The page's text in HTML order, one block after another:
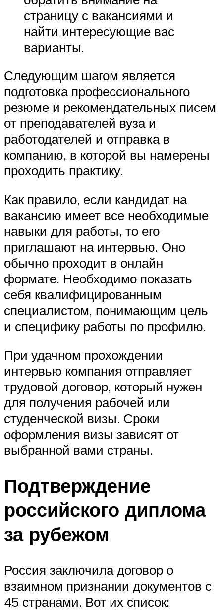
страницу с вакансиями и
найти интересующие вас
варианты.
Следующим шагом является
подготовка профессионального
резюме и рекомендательных писем
от преподавателей вуза и
работодателей и отправка в
компанию, в которой вы намерены
проходить практику.
Как правило, если кандидат на
вакансию имеет все необходимые
навыки для работы, то его
приглашают на интервью. Оно
обычно проходит в онлайн
формате. Необходимо показать
себя квалифицированным
специалистом, понимающим цель
и специфику работы по профилю.
При удачном прохождении
интервью компания отправляет
трудовой договор, который нужен
для получения рабочей или
студенческой визы. Сроки
оформления визы зависят от
выбранной вами страны.
Подтверждение
российского диплома
за рубежом
Россия заключила договор о
взаимном признании документов с
45 странами. Вот их список: